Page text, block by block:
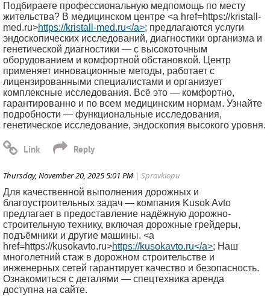
Подбираете профессиональную медпомощь по месту
жительства? В медицинском центре <a href=https://kristall-
med.ru>https://kristall-med.ru</a>; предлагаются услуги
эндоскопических исследований, диагностики организма и
генетической диагностики — с высокоточным
оборудованием и комфортной обстановкой. Центр
применяет инновационные методы, работает с
лицензированными специалистами и организует
комплексные исследования. Всё это — комфортно,
гарантированно и по всем медицинским нормам. Узнайте
подробности — функциональные исследования,
генетическое исследование, эндоскопия высокого уровня.
Thursday, November 20, 2025 5:01 PM | Spravkiopu
Для качественной выполнения дорожных и
благоустроительных задач — компания Kusok Avto
предлагает в предоставление надёжную дорожно-
строительную технику, включая дорожные грейдеры,
подъёмники и другие машины. <a
href=https://kusokavto.ru>https://kusokavto.ru</a>; Наш
многолетний стаж в дорожном строительстве и
инженерных сетей гарантирует качество и безопасность.
Ознакомиться с деталями — спецтехника аренда
доступна на сайте.